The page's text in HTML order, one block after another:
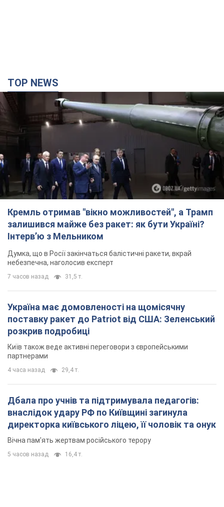
TOP NEWS
Кремль отримав "вікно можливостей", а Трамп
залишився майже без ракет: як бути Україні?
Інтерв’ю з Мельником
Думка, що в Росії закінчаться балістичні ракети, вкрай
небезпечна, наголосив експерт
7 часов назад 31,5 т.
Україна має домовленості на щомісячну
поставку ракет до Patriot від США: Зеленський
розкрив подробиці
Київ також веде активні переговори з європейськими
партнерами
4 часа назад 29,4 т.
Дбала про учнів та підтримувала педагогів:
внаслідок удару РФ по Київщині загинула
директорка київського ліцею, її чоловік та онук
Вічна пам'ять жертвам російського терору
5 часов назад 16,4 т.